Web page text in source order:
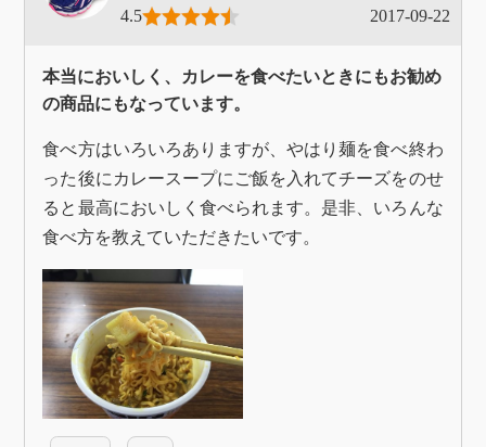
4.5
2017-09-22
本当においしく、カレーを食べたいときにもお勧め
の商品にもなっています。
食べ方はいろいろありますが、やはり麺を食べ終わ
った後にカレースープにご飯を入れてチーズをのせ
ると最高においしく食べられます。是非、いろんな
食べ方を教えていただきたいです。